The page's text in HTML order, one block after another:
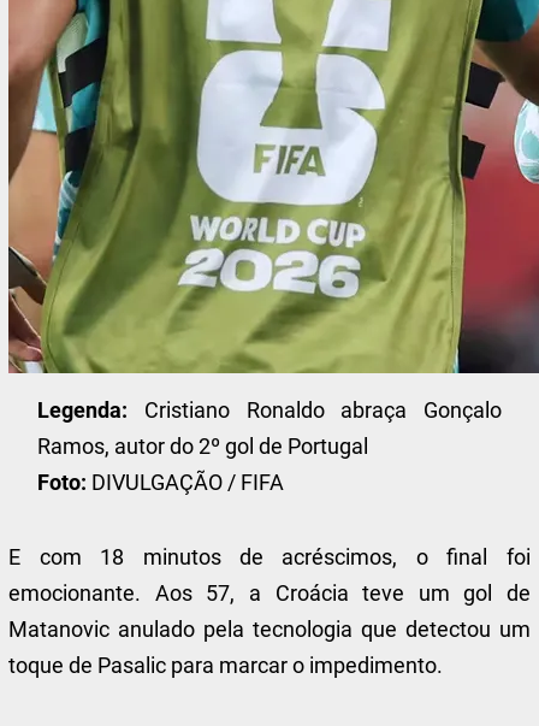
Legenda: Cristiano Ronaldo abraça Gonçalo
Ramos, autor do 2º gol de Portugal
Foto: DIVULGAÇÃO / FIFA
E com 18 minutos de acréscimos, o final foi
emocionante. Aos 57, a Croácia teve um gol de
Matanovic anulado pela tecnologia que detectou um
toque de Pasalic para marcar o impedimento.